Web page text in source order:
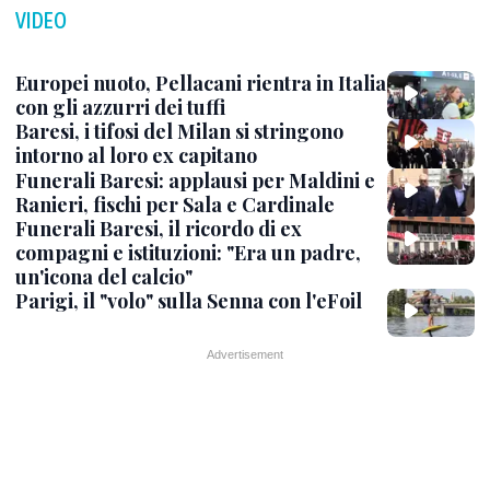
VIDEO
Europei nuoto, Pellacani rientra in Italia
con gli azzurri dei tuffi
Baresi, i tifosi del Milan si stringono
intorno al loro ex capitano
Funerali Baresi: applausi per Maldini e
Ranieri, fischi per Sala e Cardinale
Funerali Baresi, il ricordo di ex
compagni e istituzioni: "Era un padre,
un'icona del calcio"
Parigi, il "volo" sulla Senna con l'eFoil